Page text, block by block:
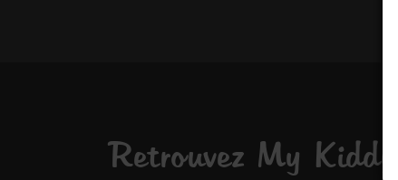
Retrouvez My